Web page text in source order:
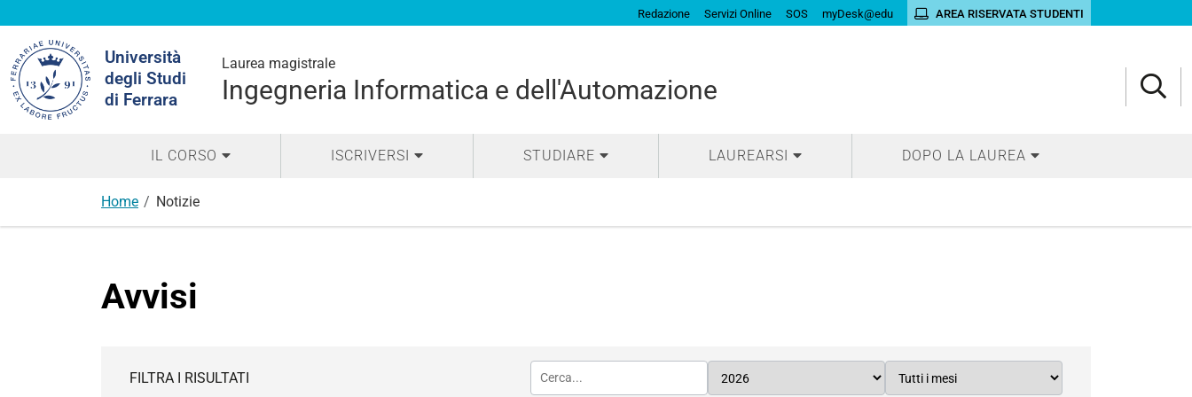
Redazione Servizi Online SOS myDesk@edu AREA RISERVATA STUDENTI
Università
degli Studi
di Ferrara
Laurea magistrale
Ingegneria Informatica e dell'Automazione
nel
sito
IL CORSO ISCRIVERSI STUDIARE LAUREARSI DOPO LA LAUREA
Home Notizie
Avvisi
FILTRA I RISULTATI